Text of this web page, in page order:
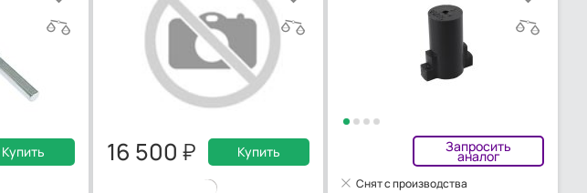
Купить 16 500 Купить Запросить
аналог
Снят с производства